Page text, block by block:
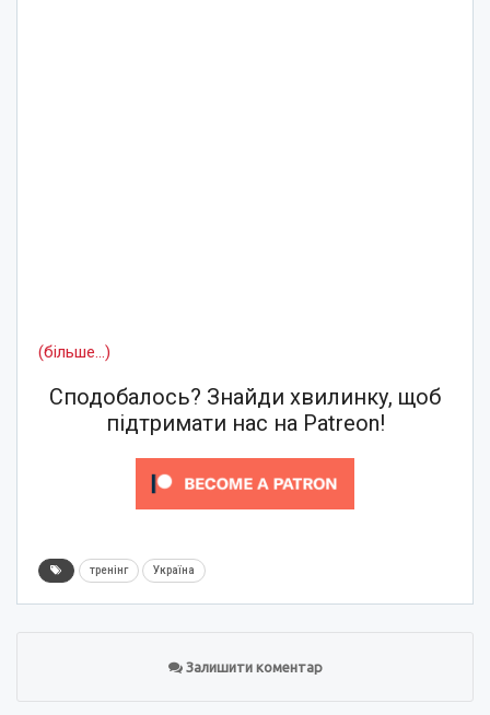
(більше…)
Сподобалось? Знайди хвилинку, щоб
підтримати нас на Patreon!
тренінг Україна
Залишити коментар